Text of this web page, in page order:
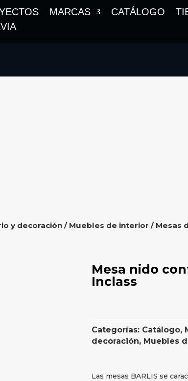
MARCAS CATÁLOGO
y decoración/ Muebles de interior / Mesas
Mesa nido
Inclass
Categorías: Catálogo,
decoración, Muebles
Las mesas BARLIS se